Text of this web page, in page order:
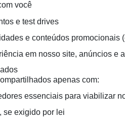
você
e test drives
e conteúdos promocionais
em nosso site, anúncios e
apenas com:
essenciais para viabilizar
se exigido por lei